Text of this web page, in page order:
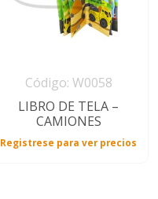
Código: W0058
LIBRO DE TELA –
CAMIONES
Registrese para ver precios